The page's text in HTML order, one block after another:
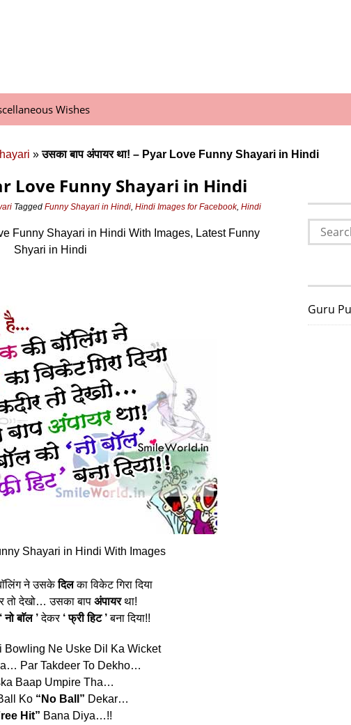
Wishes
»उसका बाप अंपायर था! – Pyar Love Funny Shayari in Hindi
Love Funny Shayari in Hindi
Tagged Funny Shayari in Hindi, Hindi Images for Facebook, Hindi
Funny Shayari in Hindi With Images, Latest Funny
Shyari in Hindi
Shayari in Hindi With Images
ने उसकेदिलका विकेट गिरा दिया
तो देखो… उसका बाप अंपायरथा!
नो बाॅल ’देकर ‘ फ्री हिट ’बना दिया!!
Bowling Ne Uske Dil Ka Wicket
Par Takdeer To Dekho…
Baap Umpire Tha…
Ko “No Ball” Dekar…
Hit” Bana Diya…!!
Search
for:
Guru